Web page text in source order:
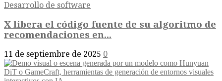
Desarrollo de software
X libera el código fuente de su algoritmo de
recomendaciones en...
11 de septiembre de 2025 0